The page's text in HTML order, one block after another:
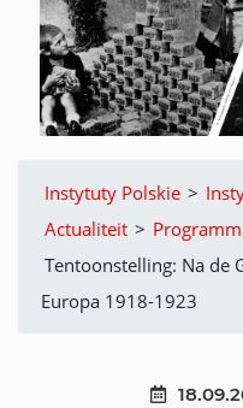
Instytuty Polskie >
Actualiteit >
Tentoonstelling: Na de
Europa 1918-1923